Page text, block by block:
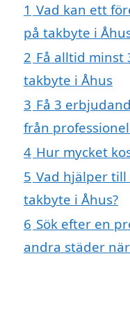
1 Vad kan ett
på takbyte i
2 Få alltid
takbyte i Åhus
3 Få 3
från
4 Hur mycket
5 Vad hjälper
takbyte i Åhus?
6 Sök efter en
andra städer